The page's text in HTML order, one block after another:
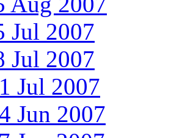
Jul 2007
Jul 2007
Jul 2007
Jun 2007